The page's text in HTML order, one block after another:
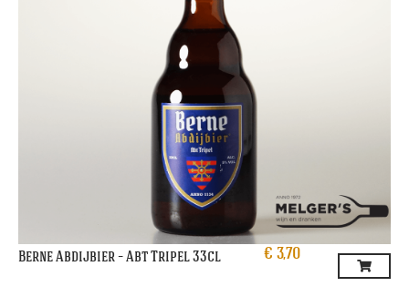
Berne Abdijbier – Abt Tripel 33cl € 3,70